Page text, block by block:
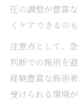
圧の調整が豊富
くケアできるのも
注意点として、
判断での施術を
経験豊富な施術
受けられる環境が